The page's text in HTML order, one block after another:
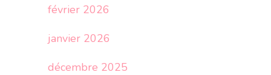
février 2026
janvier 2026
décembre 2025